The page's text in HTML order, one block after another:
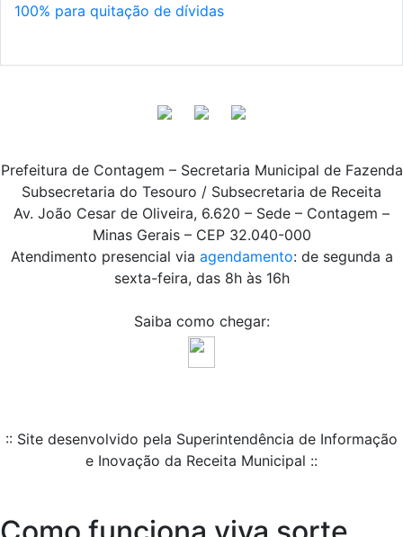
100% para quitação de dívidas
Prefeitura de Contagem – Secretaria Municipal de Fazenda
Subsecretaria do Tesouro / Subsecretaria de Receita
Av. João Cesar de Oliveira, 6.620 – Sede – Contagem –
Minas Gerais – CEP 32.040-000
Atendimento presencial via agendamento: de segunda a
sexta-feira, das 8h às 16h
Saiba como chegar:
:: Site desenvolvido pela Superintendência de Informação
e Inovação da Receita Municipal ::